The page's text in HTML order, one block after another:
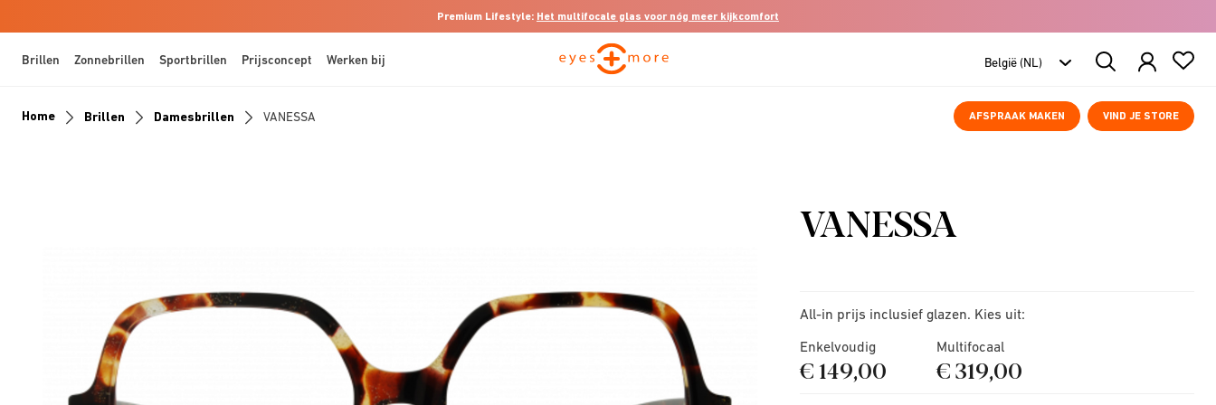
Premium Lifestyle: Het multifocale glas voor nóg meer kijkcomfort
Brillen Zonnebrillen Sportbrillen Prijsconcept Werken bij
Search
Products
AFSPRAAK MAKEN VIND JE STORE
Home Brillen Damesbrillen VANESSA
VANESSA
All-in prijs inclusief glazen. Kies uit:
Enkelvoudig
€ 149,00
Multifocaal
€ 319,00